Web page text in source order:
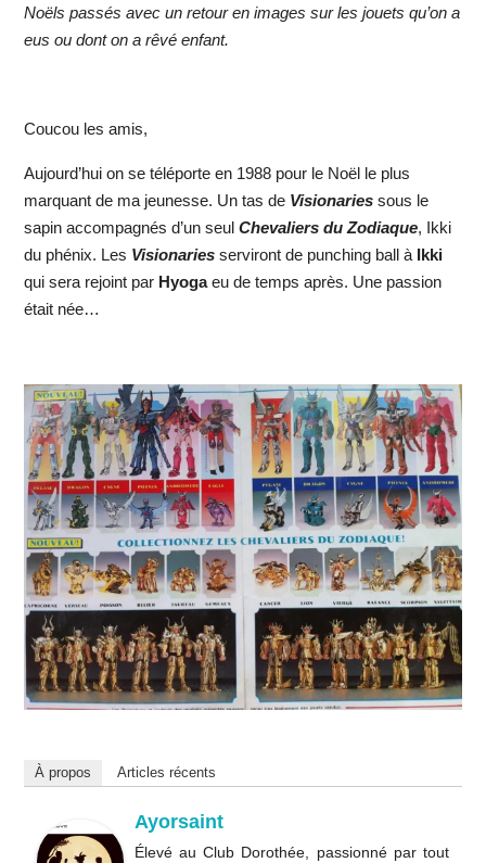
Noëls passés avec un retour en images sur les jouets qu’on a
eus ou dont on a rêvé enfant.
Coucou les amis,
Aujourd’hui on se téléporte en 1988 pour le Noël le plus
marquant de ma jeunesse. Un tas de Visionariessous le
sapin accompagnés d’un seul Chevaliers du Zodiaque, Ikki
du phénix. Les Visionariesserviront de punching ball à Ikki
qui sera rejoint par Hyogaeu de temps après. Une passion
était née…
À propos Articles récents
Ayorsaint
Élevé au Club Dorothée, passionné par tout